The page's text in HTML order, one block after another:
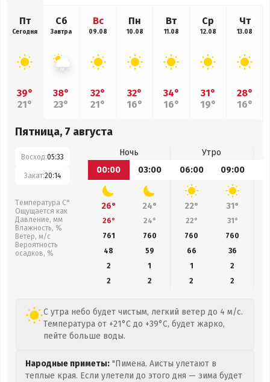
Пт
Сегодня
39°
21°
Сб
Завтра
38°
23°
Вс
09.08
32°
21°
Пн
10.08
32°
16°
Вт
11.08
34°
16°
Ср
12.08
31°
19°
Чт
13.08
28°
16°
Пятница, 7 августа
Восход:05:33
Закат:20:14
Температура С°
Ощущается как
Давление, мм
Влажность, %
Ветер, м/с
Вероятность
осадков, %
Ночь
Утро
00:00
03:00 06:00 09:00
26° 24° 22° 31°
26° 24° 22° 31°
761
760 760 760
48
59 66 36
2
1 1
2
2
2 2 2
С утра небо будет чистым, легкий ветер до 4 м/с.
Температура от +21°C до +39°C, будет жарко,
пейте больше воды.
Народные приметы: "Пимена. Аисты улетают в
теплые края. Если улетели до этого дня — зима будет